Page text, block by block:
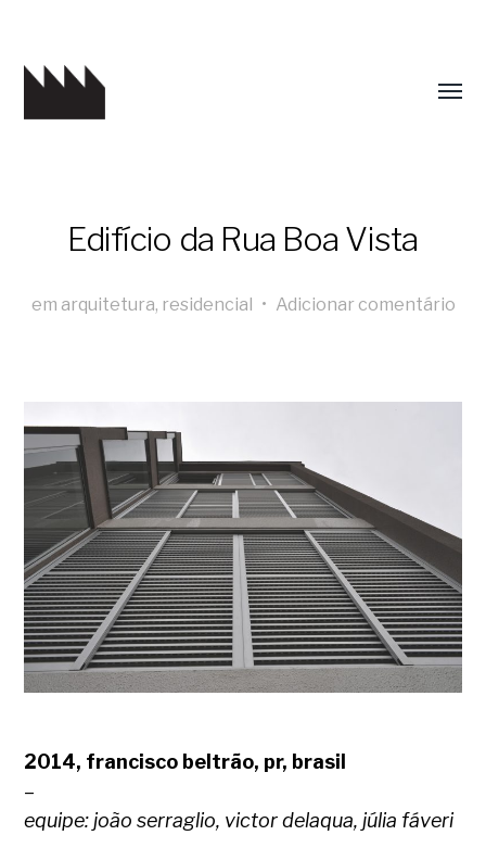
Edifício da Rua Boa Vista
em arquitetura, residencial • Adicionar comentário
2014, francisco beltrão, pr, brasil
–
equipe: joão serraglio, victor delaqua, júlia fáveri